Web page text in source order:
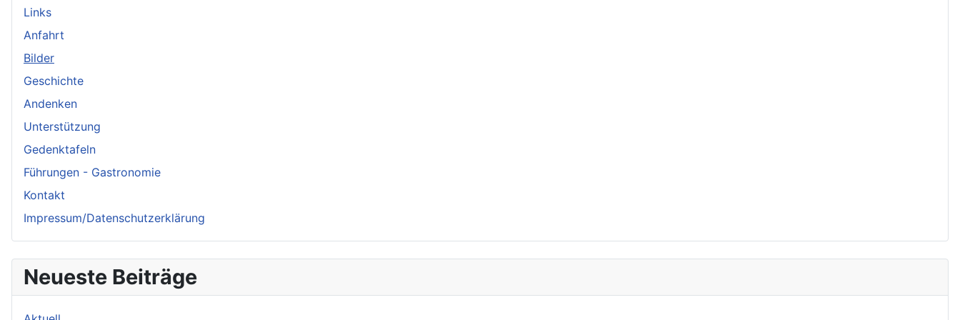
Links
Anfahrt
Bilder
Geschichte
Andenken
Unterstützung
Gedenktafeln
Führungen - Gastronomie
Kontakt
Impressum/Datenschutzerklärung
Neueste Beiträge